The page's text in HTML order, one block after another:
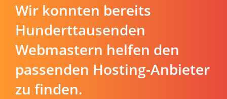
Wir konnten bereits
Hunderttausenden
Webmastern helfen den
passenden Hosting-Anbieter
zu finden.